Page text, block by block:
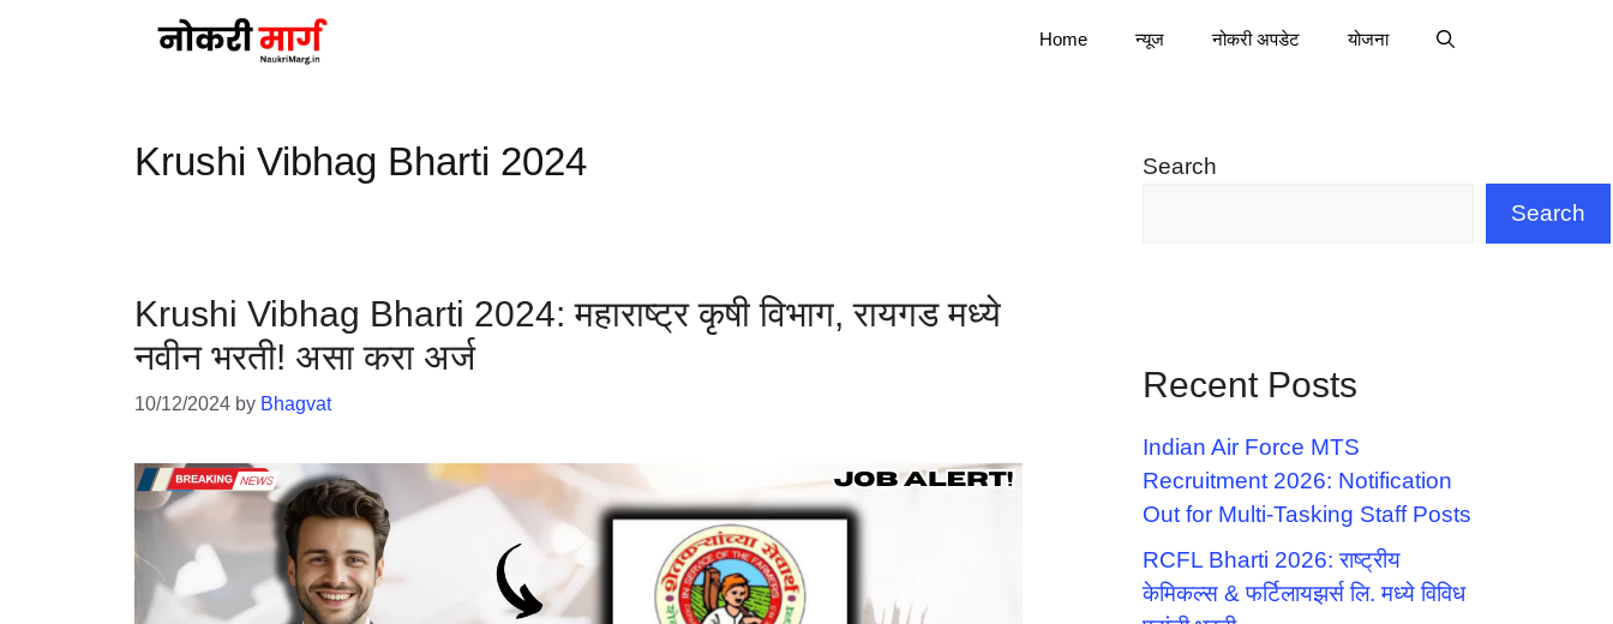
Home न्यूज नोकरी अपडेट योजना
Krushi Vibhag Bharti 2024
Krushi Vibhag Bharti 2024: महाराष्ट्र कृषी विभाग, रायगड मध्ये
नवीन भरती! असा करा अर्ज
10/12/2024 by Bhagvat
Search
Search
Recent Posts
Indian Air Force MTS
Recruitment 2026: Notification
Out for Multi-Tasking Staff Posts
RCFL Bharti 2026: राष्ट्रीय
केमिकल्स & फर्टिलायझर्स लि. मध्ये विविध